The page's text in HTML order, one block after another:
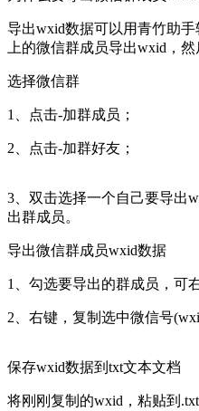
导出wxid数据可以用青竹助
上的微信群成员导出wxid，
选择微信群
1、点击-加群成员；
2、点击-加群好友；
3、双击选择一个自己要导出
出群成员。
导出微信群成员wxid数据
1、勾选要导出的群成员，可
2、右键，复制选中微信号
保存wxid数据到txt文本文档
将刚刚复制的wxid，粘贴到